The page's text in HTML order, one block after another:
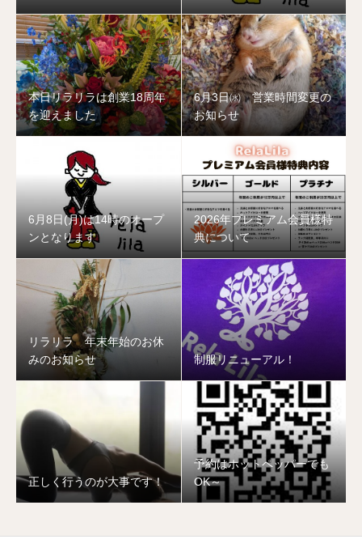
本日リラリラは創業18周年
を迎えました
6月3日㈬ 営業時間変更の
お知らせ
6月8日(月)は14時のオープ
ンとなります
2026年プレミアム会員様特
典について
リラリラ 年末年始のお休
みのお知らせ
制服リニューアル！
正しく行うのが大事です！
予約はホットペッパーでも
OK～